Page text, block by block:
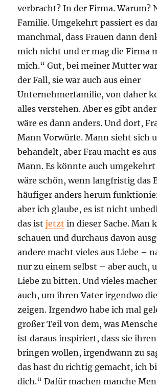
verbracht? In der Firma. Warum?
Familie. Umgekehrt passiert es
manchmal, dass Frauen dann
mich nicht und er mag die Firma
mich.“ Gut, bei meiner Mutter
der Fall, sie war auch aus einer
Unternehmerfamilie, von daher
alles verstehen. Aber es gibt
wäre es dann anders. Und dort,
Mann Vorwürfe. Mann sieht sich
behandelt, aber Frau macht es
Mann. Es könnte auch umgekehrt
wäre schön, wenn langfristig das
häufiger anders herum
aber ich glaube, es ist nicht
das istjetzt in dieser Sache. Man
schauen und durchaus davon
andere macht vieles aus Liebe –
nur zu einem selbst – aber auch,
Liebe zu bitten. Und vieles
auch, um ihren Vater irgendwo
zeigen. Irgendwo habe ich mal
großer Teil von dem, was
ist daraus inspiriert, dass sie
bringen wollen, irgendwann zu
das hast du richtig gemacht, ich
dich.“ Dafür machen manche